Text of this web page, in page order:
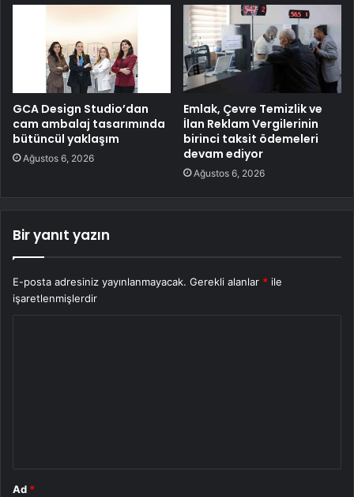
GCA Design Studio’dan
cam ambalaj tasarımında
bütüncül yaklaşım
Ağustos 6, 2026
Emlak, Çevre Temizlik ve
İlan Reklam Vergilerinin
birinci taksit ödemeleri
devam ediyor
Ağustos 6, 2026
Bir yanıt yazın
E-posta adresiniz yayınlanmayacak. Gerekli alanlar * ile
işaretlenmişlerdir
Ad *